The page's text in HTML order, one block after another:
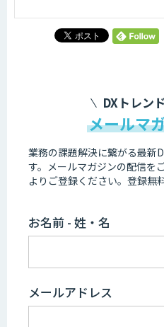
DXトレン
メールマ
業務の課題解決に繋がる最新
す。 メールマガジンの配信を
よりご登録ください。登録無
お名前 - 姓・名
メールアドレス